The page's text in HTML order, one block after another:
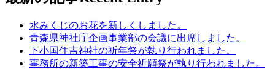
水みくじのお花を新しくしました。
青森県神社庁企画事業部の会議に出席しました。
下小国住吉神社の祈年祭が執り行われました。
事務所の新築工事の安全祈願祭が執り行われました。